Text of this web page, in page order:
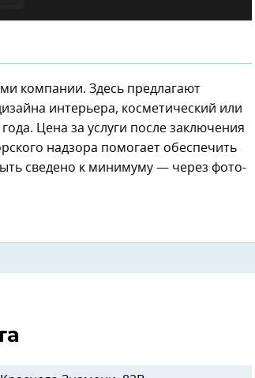
компании. Здесь предлагают
интерьера, косметический или
Цена за услуги после заключения
надзора помогает обеспечить
сведено к минимуму — через фото-